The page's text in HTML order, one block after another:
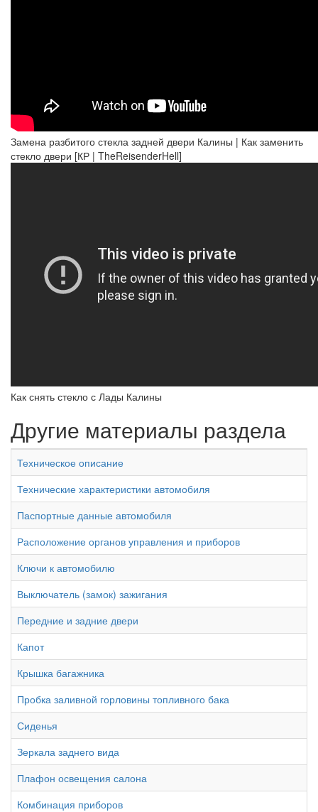
Замена разбитого стекла задней двери Калины | Как заменить
стекло двери [КР | TheReisenderHell]
Как снять стекло с Лады Калины
Другие материалы раздела
Техническое описание
Технические характеристики автомобиля
Паспортные данные автомобиля
Расположение органов управления и приборов
Ключи к автомобилю
Выключатель (замок) зажигания
Передние и задние двери
Капот
Крышка багажника
Пробка заливной горловины топливного бака
Сиденья
Зеркала заднего вида
Плафон освещения салона
Комбинация приборов